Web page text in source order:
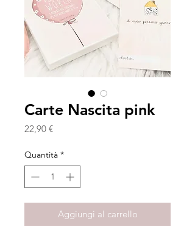
Carte Nascita pink
22,90 €Prezzo
Quantità *
Aggiungi al carrello